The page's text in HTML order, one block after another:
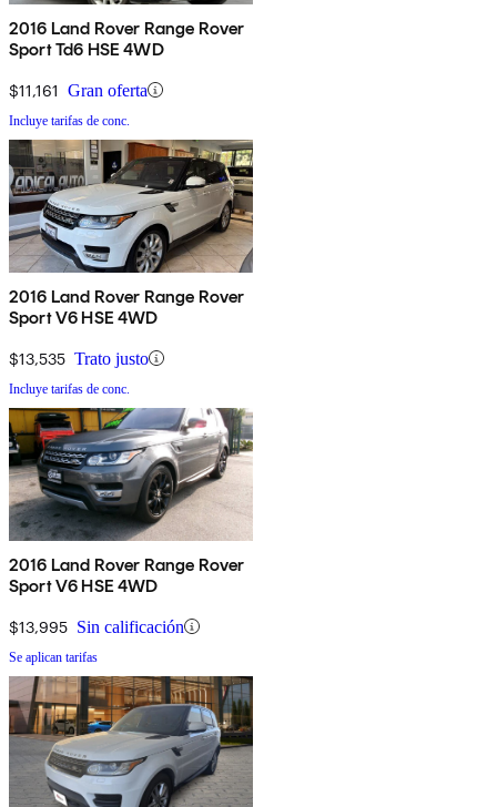
2016 Land Rover Range Rover
Sport Td6 HSE 4WD
$11,161 Gran oferta
Incluye tarifas de conc.
2016 Land Rover Range Rover
Sport V6 HSE 4WD
$13,535 Trato justo
Incluye tarifas de conc.
2016 Land Rover Range Rover
Sport V6 HSE 4WD
$13,995 Sin calificación
Se aplican tarifas